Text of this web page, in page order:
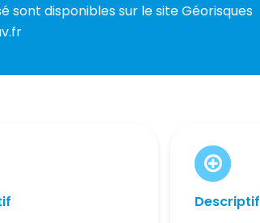
sont disponibles sur le site Géorisques
Descriptif